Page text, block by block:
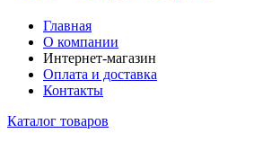
Главная
О компании
Интернет-магазин
Оплата и доставка
Контакты
Каталог товаров